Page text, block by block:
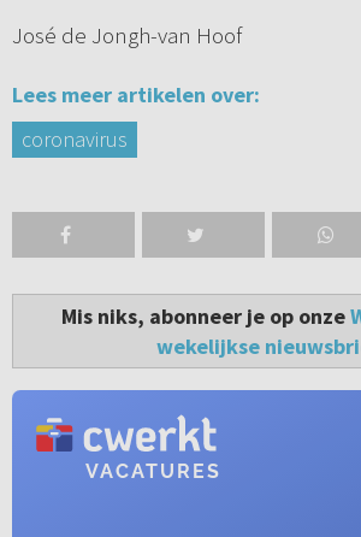
José de Jongh-van Hoof
Lees meer artikelen over:
coronavirus
Mis niks, abonneer je op onze
wekelijkse